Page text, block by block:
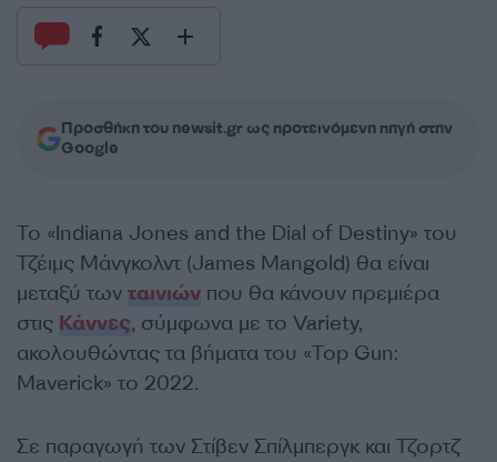
Προσθήκη του newsit.gr ως προτεινόμενη πηγή στην
Google
Το «Indiana Jones and the Dial of Destiny» του
Τζέιμς Μάνγκολντ (James Mangold) θα είναι
μεταξύ των ταινιών που θα κάνουν πρεμιέρα
στις Κάννες, σύμφωνα με το Variety,
ακολουθώντας τα βήματα του «Τοp Gun:
Maverick» το 2022.
Σε παραγωγή των Στίβεν Σπίλμπεργκ και Τζορτζ